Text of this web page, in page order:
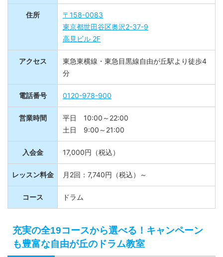
住所
〒158-0083
東京都世田谷区奥沢2-37-9
高見ビル 2F
アクセス
東急東横線・東急目黒線自由が丘駅より徒歩4
分
電話番号 0120-978-900
営業時間
平日 10:00～22:00
土日 9:00～21:00
入会金 17,000円（税込）
レッスン料金 月2回：7,740円（税込）～
コース ドラム
充実の全19コースから選べる！キャンペーン
も豊富な自由が丘のドラム教室